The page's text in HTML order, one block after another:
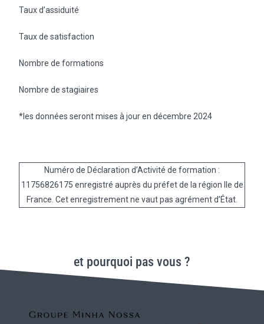
Taux d’assiduité
Taux de satisfaction
Nombre de formations
Nombre de stagiaires
*les données seront mises à jour en décembre 2024
Numéro de Déclaration d’Activité de formation :
11756826175 enregistré auprès du préfet de la région Ile de
France. Cet enregistrement ne vaut pas agrément d’État.
et pourquoi pas vous ?